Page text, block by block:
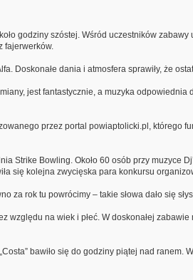
godziny szóstej. Wśród uczestników zabawy
fajerwerków.
Doskonałe dania i atmosfera sprawiły, że
jest fantastycznie, a muzyka
przez portal powiaptolicki.pl, którego
Bowling. Około 60 osób przy muzyce
się kolejna zwycięska para konkursu
rok tu powrócimy – takie słowa dało się
względu na wiek i płeć. W doskonałej
bawiło się do godziny piątej nad